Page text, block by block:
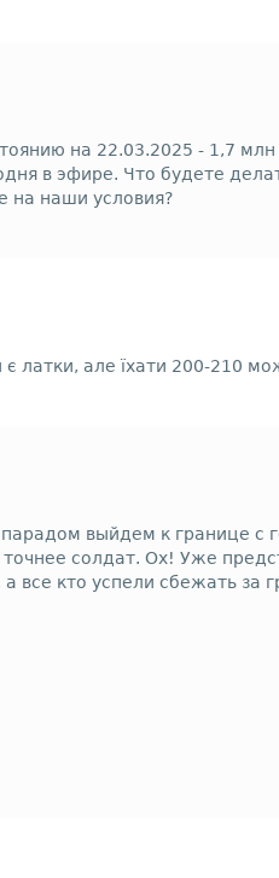
на 22.03.2025 - 1,7
в эфире. Что будете
на наши условия?
латки, але їхати 200-210
выйдем к границе с
солдат. Ох! Уже
все кто успели сбежать